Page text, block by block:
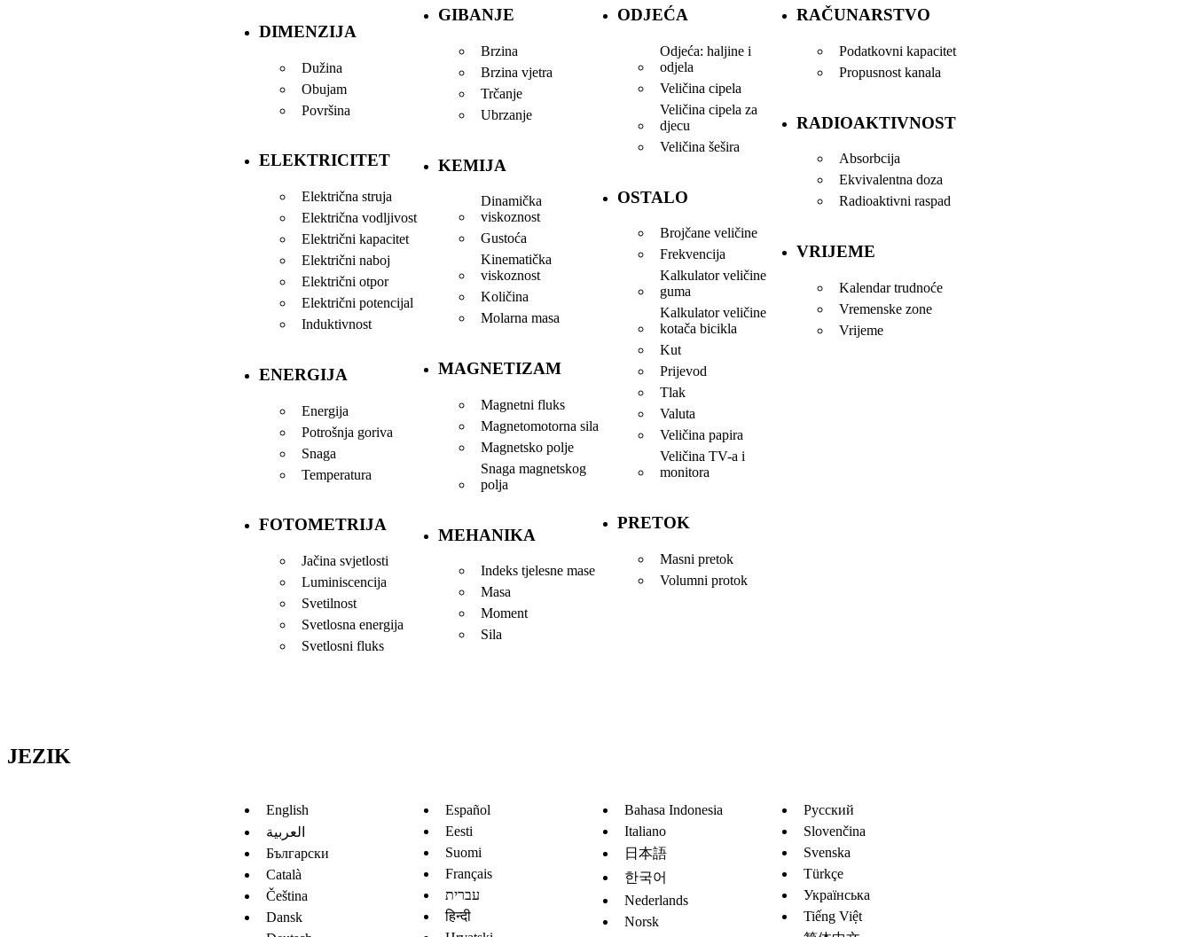
DIMENZIJA
Dužina
Obujam
Površina
ELEKTRICITET
Električna struja
Električna vodljivost
Električni kapacitet
Električni naboj
Električni otpor
Električni potencijal
Induktivnost
ENERGIJA
Energija
Potrošnja goriva
Snaga
Temperatura
FOTOMETRIJA
Jačina svjetlosti
Luminiscencija
Svetilnost
Svetlosna energija
Svetlosni fluks
GIBANJE
Brzina
Brzina vjetra
Trčanje
Ubrzanje
KEMIJA
Dinamička
viskoznost
Gustoća
Kinematička
viskoznost
Količina
Molarna masa
MAGNETIZAM
Magnetni fluks
Magnetomotorna sila
Magnetsko polje
Snaga magnetskog
polja
MEHANIKA
Indeks tjelesne mase
Masa
Moment
Sila
ODJEĆA
Odjeća: haljine i
odjela
Veličina cipela
Veličina cipela za
djecu
Veličina šešira
OSTALO
Brojčane veličine
Frekvencija
Kalkulator veličine
guma
Kalkulator veličine
kotača bicikla
Kut
Prijevod
Tlak
Valuta
Veličina papira
Veličina TV-a i
monitora
PRETOK
Masni pretok
Volumni protok
RAČUNARSTVO
Podatkovni kapacitet
Propusnost kanala
RADIOAKTIVNOST
Absorbcija
Ekvivalentna doza
Radioaktivni raspad
VRIJEME
Kalendar trudnoće
Vremenske zone
Vrijeme
JEZIK
English
العربية
Български
Català
Čeština
Dansk
Español
Eesti
Suomi
Français
עברית
हिन्दी
Bahasa Indonesia
Italiano
日本語
한국어
Nederlands
Norsk
Русский
Slovenčina
Svenska
Türkçe
Украïнська
Tiếng Việt